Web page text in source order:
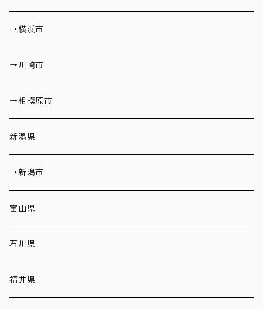
→横浜市
→川崎市
→相模原市
新潟県
→新潟市
富山県
石川県
福井県